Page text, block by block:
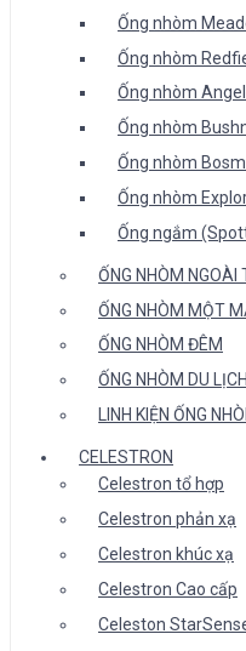
Ống nhòm
Ống nhòm
Ống nhòm
Ống nhòm
Ống nhòm
Ống nhòm
Ống ngắm
ỐNG NHÒM NGOÀI
ỐNG NHÒM MỘT
ỐNG NHÒM ĐÊM
ỐNG NHÒM DU LỊCH
LINH KIỆN ỐNG
CELESTRON
Celestron tổ hợp
Celestron phản xạ
Celestron khúc xạ
Celestron Cao cấp
Celeston